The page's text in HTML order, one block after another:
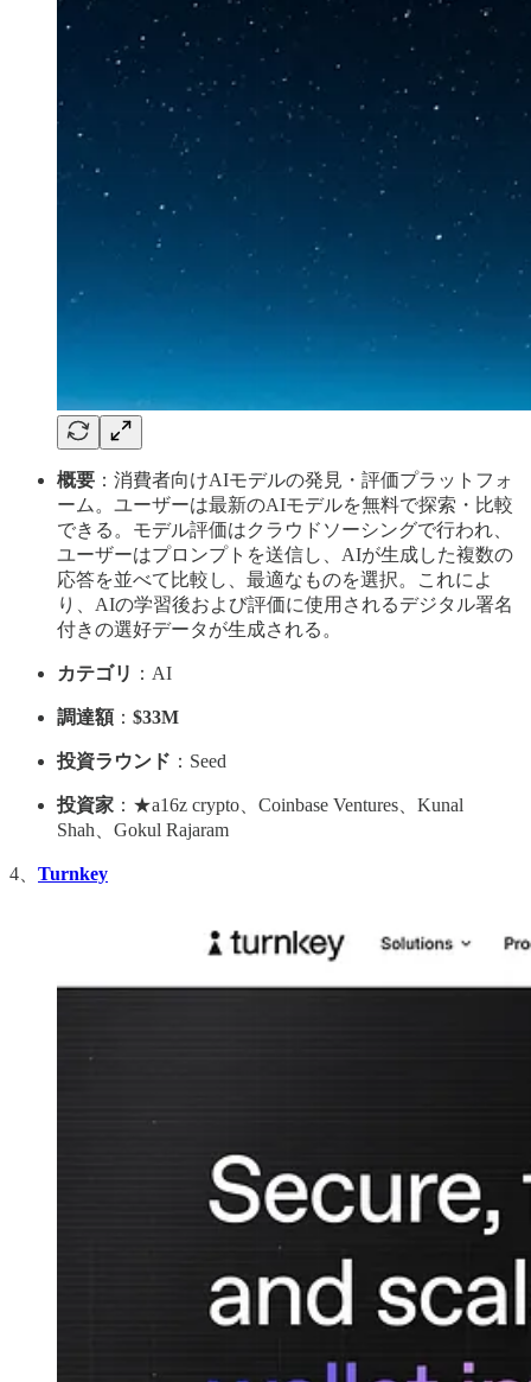
概要 ：消費者向けAIモデルの発見・評価プラットフォ
ーム。ユーザーは最新のAIモデルを無料で探索・比較
できる。モデル評価はクラウドソーシングで行われ、
ユーザーはプロンプトを送信し、AIが生成した複数の
応答を並べて比較し、最適なものを選択。これによ
り、AIの学習後および評価に使用されるデジタル署名
付きの選好データが生成される。
カテゴリ ：AI
調達額： $33M
投資ラウンド ：Seed
投資家 ：★a16z crypto、Coinbase Ventures、Kunal
Shah、Gokul Rajaram
4、 Turnkey